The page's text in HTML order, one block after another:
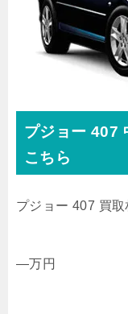
プジョー 407
こちら
プジョー 407 買取
—万円